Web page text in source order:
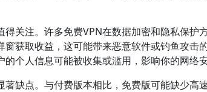
得关注。许多免费VPN在数据加密和隐私保护
获取收益，这可能带来恶意软件或钓鱼攻击
个人信息可能被收集或滥用，影响你的网络
著缺点。与付费版本相比，免费版可能缺少高